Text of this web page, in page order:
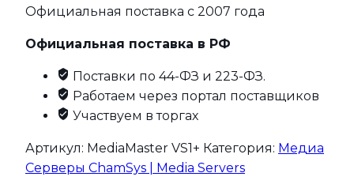
Официальная поставка с 2007 года
Официальная поставка в РФ
Поставки по 44-ФЗ и 223-ФЗ.
Работаем через портал поставщиков
Участвуем в торгах
Артикул: MediaMaster VS1+ Категория: Медиа
Серверы ChamSys | Media Servers